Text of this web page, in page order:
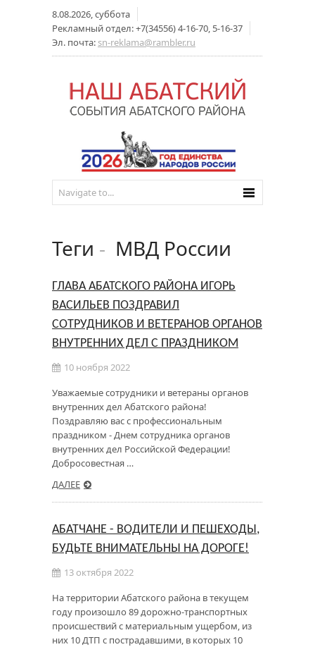
8.08.2026, суббота
Рекламный отдел: +7(34556) 4-16-70, 5-16-37
Эл. почта: sn-reklama@rambler.ru
Теги - МВД России
ГЛАВА АБАТСКОГО РАЙОНА ИГОРЬ
ВАСИЛЬЕВ ПОЗДРАВИЛ
СОТРУДНИКОВ И ВЕТЕРАНОВ ОРГАНОВ
ВНУТРЕННИХ ДЕЛ С ПРАЗДНИКОМ
10 ноября 2022
Уважаемые сотрудники и ветераны органов
внутренних дел Абатского района!
Поздравляю вас с профессиональным
праздником - Днем сотрудника органов
внутренних дел Российской Федерации!
Добросовестная …
ДАЛЕЕ
АБАТЧАНЕ - ВОДИТЕЛИ И ПЕШЕХОДЫ,
БУДЬТЕ ВНИМАТЕЛЬНЫ НА ДОРОГЕ!
13 октября 2022
На территории Абатского района в текущем
году произошло 89 дорожно-транспортных
происшествий с материальным ущербом, из
них 10 ДТП с пострадавшими, в которых 10